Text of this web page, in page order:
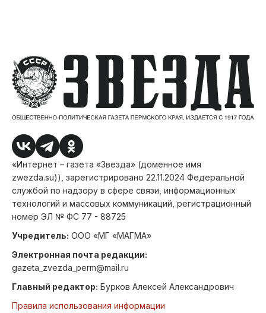
«Интернет – газета «Звезда» (доменное имя
zwezda.su)), зарегистрировано 22.11.2024 Федеральной
службой по надзору в сфере связи, информационных
технологий и массовых коммуникаций, регистрационный
номер ЭЛ № ФС 77 - 88725
Учредитель: ООО «МГ «МАГМА»
Электронная почта редакции:
gazeta_zvezda_perm@mail.ru
Главный редактор: Бурков Алексей Александрович
Правила использования информации